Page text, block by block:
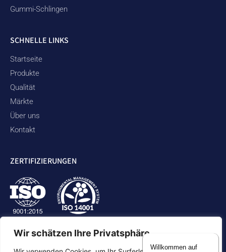
Wir schätzen Ihre Privatsphäre
Gummi-Schlingen
SCHNELLE LINKS
Startseite
Produkte
Qualität
Märkte
Über uns
Kontakt
ZERTIFIZIERUNGEN
Willkommen auf